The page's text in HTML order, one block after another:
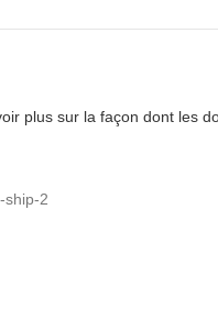
plus sur la façon dont les